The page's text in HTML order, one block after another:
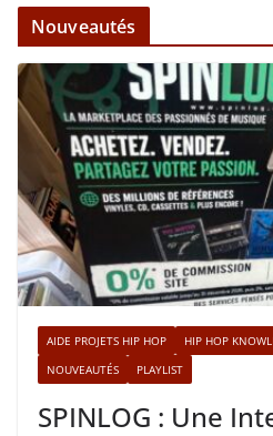
Nouveautés
AIDE PROJETS HIP HOP HIP HOP
NOUVEAUTÉS
PLAYLIST
SPINLOG : Une